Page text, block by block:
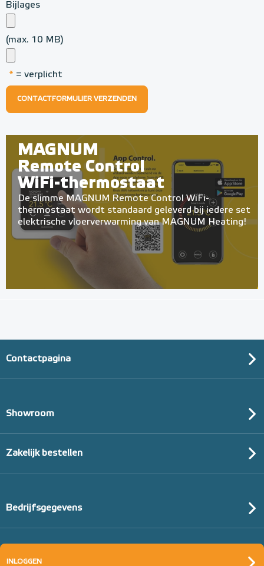
Bijlages
(max. 10 MB)
* = verplicht
CONTACTFORMULIER VERZENDEN
MAGNUM
Remote Control
WiFi-thermostaat
De slimme MAGNUM Remote Control WiFi-
thermostaat wordt standaard geleverd bij iedere set
elektrische vloerverwarming van MAGNUM Heating!
Contactpagina
Showroom
Zakelijk bestellen
Bedrijfsgegevens
INLOGGEN